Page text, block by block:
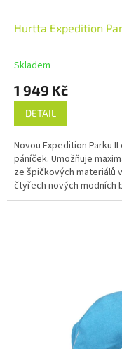
Hurtta Expedition
Skladem
1 949 Kč
DETAIL
Novou Expedition Parku
páníček. Umožňuje
ze špičkových materiálů
čtyřech nových modních